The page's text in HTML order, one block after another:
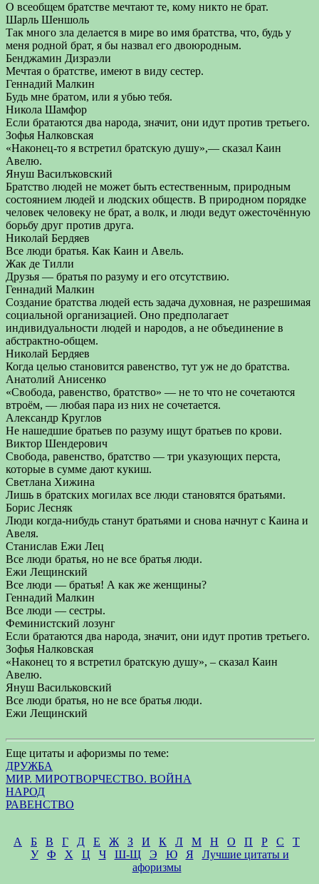
О всеобщем братстве мечтают те, кому никто не брат.
Шарль Шеншоль
Так много зла делается в мире во имя братства, что, будь у
меня родной брат, я бы назвал его двоюродным.
Бенджамин Дизраэли
Мечтая о братстве, имеют в виду сестер.
Геннадий Малкин
Будь мне братом, или я убью тебя.
Никола Шамфор
Если братаются два народа, значит, они идут против третьего.
Зофья Налковская
«Наконец-то я встретил братскую душу»,— сказал Каин
Авелю.
Януш Василъковский
Братство людей не может быть естественным, природным
состоянием людей и людских обществ. В природном порядке
человек человеку не брат, а волк, и люди ведут ожесточённую
борьбу друг против друга.
Николай Бердяев
Все люди братья. Как Каин и Авель.
Жак де Тилли
Друзья — братья по разуму и его отсутствию.
Геннадий Малкин
Создание братства людей есть задача духовная, не разрешимая
социальной организацией. Оно предполагает
индивидуальности людей и народов, а не объединение в
абстрактно-общем.
Николай Бердяев
Когда целью становится равенство, тут уж не до братства.
Анатолий Анисенко
«Свобода, равенство, братство» — не то что не сочетаются
втроём, — любая пара из них не сочетается.
Александр Круглов
Не нашедшие братьев по разуму ищут братьев по крови.
Виктор Шендерович
Свобода, равенство, братство — три указующих перста,
которые в сумме дают кукиш.
Светлана Хижина
Лишь в братских могилах все люди становятся братьями.
Борис Лесняк
Люди когда-нибудь станут братьями и снова начнут с Каина и
Авеля.
Станислав Ежи Лец
Все люди братья, но не все братья люди.
Ежи Лещинский
Все люди — братья! А как же женщины?
Геннадий Малкин
Все люди — сестры.
Феминистский лозунг
Если братаются два народа, значит, они идут против третьего.
Зофья Налковская
«Наконец то я встретил братскую душу», – сказал Каин
Авелю.
Януш Васильковский
Все люди братья, но не все братья люди.
Ежи Лещинский
Еще цитаты и афоризмы по теме:
ДРУЖБА
МИР. МИРОТВОРЧЕСТВО. ВОЙНА
НАРОД
РАВЕНСТВО
А Б В Г Д Е Ж З И К Л М Н О П Р С
Т
У
Ф Х Ц Ч Ш-Щ Э Ю Я
Лучшие цитаты и
афоризмы